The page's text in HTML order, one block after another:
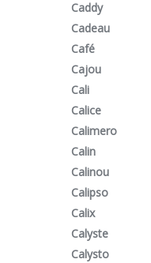
Caddy
Cadeau
Café
Cajou
Cali
Calice
Calimero
Calin
Calinou
Calipso
Calix
Calyste
Calysto